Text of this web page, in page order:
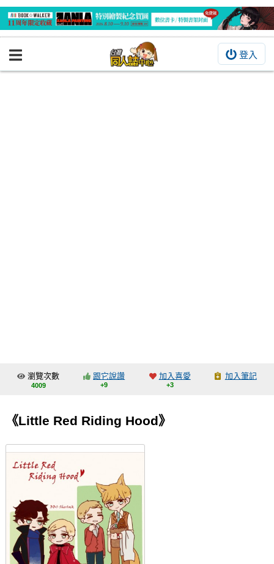
登入
BOOKY書集倉庫
交流中心
會員功能選單
註冊會員
瀏覽次數
4009
跟它說讚
+9
加入喜愛
+3
加入筆記
《Little Red Riding Hood》